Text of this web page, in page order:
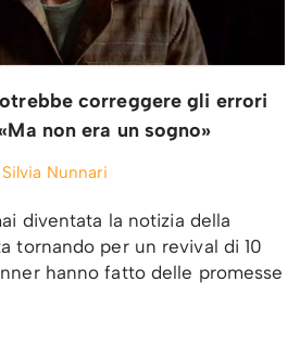
correggere gli errori
non era un sogno»
Silvia Nunnari
diventata la notizia della
tornando per un revival di 10
hanno fatto delle promesse